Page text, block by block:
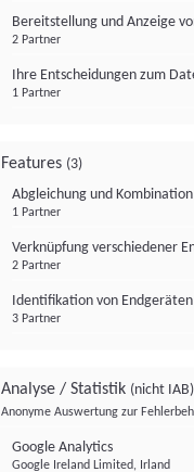
Bereitstellung und Anzeige
2 Partner
Ihre Entscheidungen zum
1 Partner
Features (3)
Abgleichung und
1 Partner
Verknüpfung verschiedener
2 Partner
Identifikation von
3 Partner
Analyse / Statistik (nicht IAB)
Anonyme Auswertung zur
Google Analytics
Google Ireland Limited, Irland